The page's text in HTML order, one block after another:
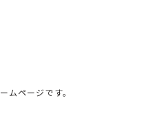
ムページです。